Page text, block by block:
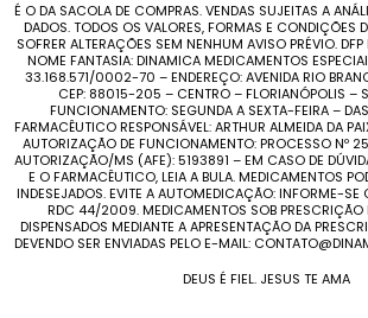
É O DA SACOLA DE COMPRAS. VENDAS SUJEITAS A
DADOS. TODOS OS VALORES, FORMAS E CONDIÇÕES
SOFRER ALTERAÇÕES SEM NENHUM AVISO PRÉVIO.
NOME FANTASIA: DINAMICA MEDICAMENTOS
33.168.571/0002-70 – ENDEREÇO: AVENIDA RIO
CEP: 88015-205 – CENTRO – FLORIANÓPOLIS –
FUNCIONAMENTO: SEGUNDA A SEXTA-FEIRA –
FARMACÊUTICO RESPONSÁVEL: ARTHUR ALMEIDA DA
AUTORIZAÇÃO DE FUNCIONAMENTO: PROCESSO Nº
AUTORIZAÇÃO/MS (AFE): 5193891 – EM CASO DE
E O FARMACÊUTICO, LEIA A BULA. MEDICAMENTOS
INDESEJADOS. EVITE A AUTOMEDICAÇÃO: INFORME-
RDC 44/2009. MEDICAMENTOS SOB PRESCRIÇÃO
DISPENSADOS MEDIANTE A APRESENTAÇÃO DA
DEVENDO SER ENVIADAS PELO E-MAIL:
DEUS É FIEL. JESUS TE AMA